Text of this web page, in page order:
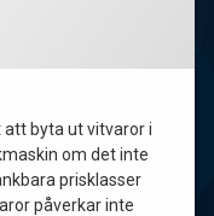
att byta ut vitvaror i
om det inte
prisklasser
påverkar inte